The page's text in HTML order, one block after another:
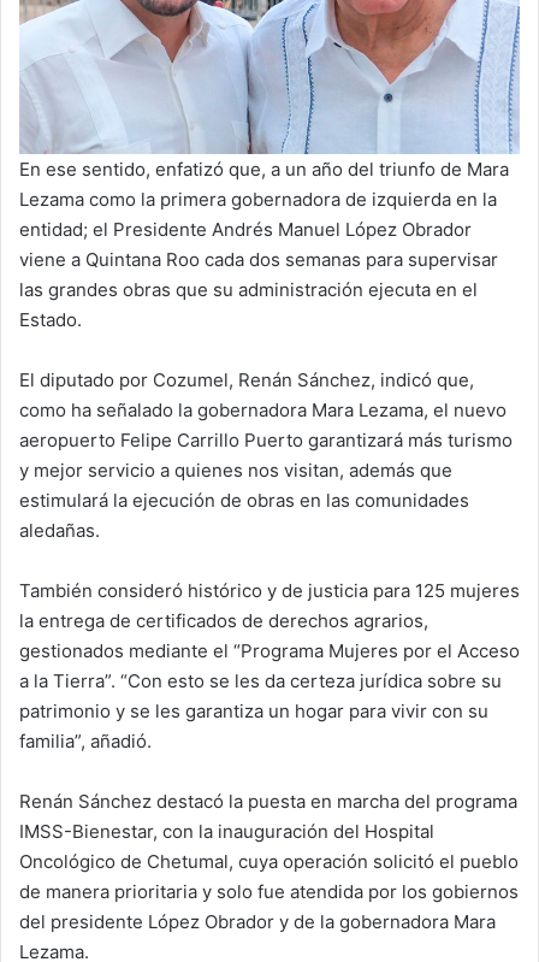
En ese sentido, enfatizó que, a un año del triunfo de Mara
Lezama como la primera gobernadora de izquierda en la
entidad; el Presidente Andrés Manuel López Obrador
viene a Quintana Roo cada dos semanas para supervisar
las grandes obras que su administración ejecuta en el
Estado.
El diputado por Cozumel, Renán Sánchez, indicó que,
como ha señalado la gobernadora Mara Lezama, el nuevo
aeropuerto Felipe Carrillo Puerto garantizará más turismo
y mejor servicio a quienes nos visitan, además que
estimulará la ejecución de obras en las comunidades
aledañas.
También consideró histórico y de justicia para 125 mujeres
la entrega de certificados de derechos agrarios,
gestionados mediante el “Programa Mujeres por el Acceso
a la Tierra”. “Con esto se les da certeza jurídica sobre su
patrimonio y se les garantiza un hogar para vivir con su
familia”, añadió.
Renán Sánchez destacó la puesta en marcha del programa
IMSS-Bienestar, con la inauguración del Hospital
Oncológico de Chetumal, cuya operación solicitó el pueblo
de manera prioritaria y solo fue atendida por los gobiernos
del presidente López Obrador y de la gobernadora Mara
Lezama.